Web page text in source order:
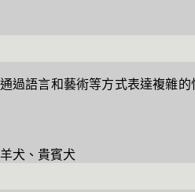
過語言和藝術等方式表達複雜
犬、貴賓犬